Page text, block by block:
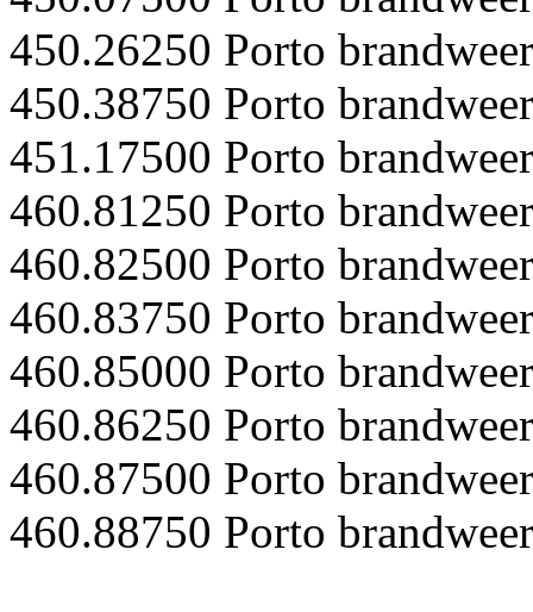
450.26250 Porto brandweer
450.38750 Porto brandweer
451.17500 Porto brandweer
460.81250 Porto brandweer
460.82500 Porto brandweer
460.83750 Porto brandweer
460.85000 Porto brandweer
460.86250 Porto brandweer
460.87500 Porto brandweer
460.88750 Porto brandweer